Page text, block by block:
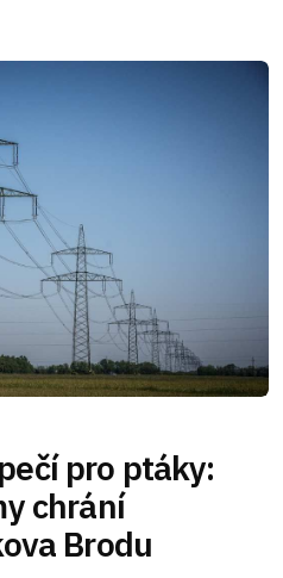
pro ptáky:
chrání
Brodu